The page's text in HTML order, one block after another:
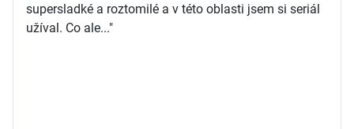
supersladké a roztomilé a v této oblasti jsem si seriál
užíval. Co ale..."